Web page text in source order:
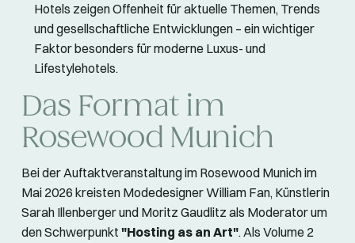
Hotels zeigen Offenheit für aktuelle Themen, Trends
und gesellschaftliche Entwicklungen – ein wichtiger
Faktor besonders für moderne Luxus- und
Lifestylehotels.
Das Format im
Rosewood Munich
Bei der Auftaktveranstaltung im Rosewood Munich im
Mai 2026 kreisten Modedesigner William Fan, Künstlerin
Sarah Illenberger und Moritz Gaudlitz als Moderator um
den Schwerpunkt "Hosting as an Art". Als Volume 2